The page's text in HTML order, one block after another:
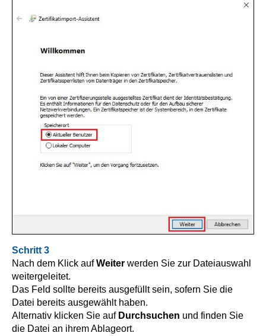
Schritt 3
Nach dem Klick aufWeiter werden Sie zur Dateiauswahl
weitergeleitet.
Das Feld sollte bereits ausgefüllt sein, sofern Sie die
Datei bereits ausgewählt haben.
Alternativ klicken Sie auf Durchsuchen und finden Sie
die Datei an ihrem Ablageort.